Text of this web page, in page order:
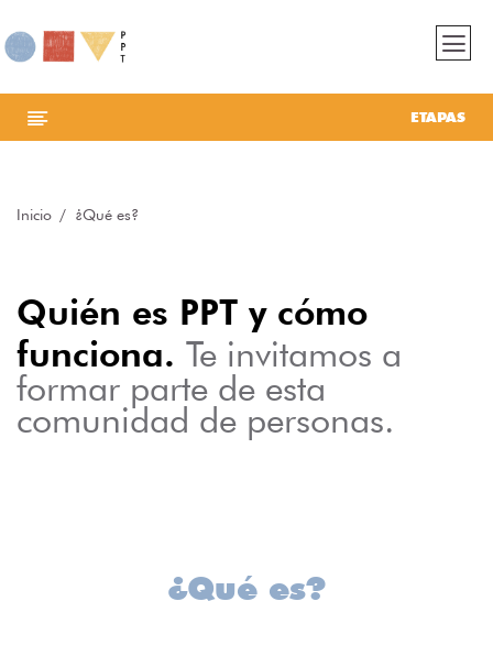
ETAPAS
Inicio ¿Qué es?
Quién es PPT y cómo
funciona. Te invitamos a
formar parte de esta
comunidad de personas.
¿Qué es?